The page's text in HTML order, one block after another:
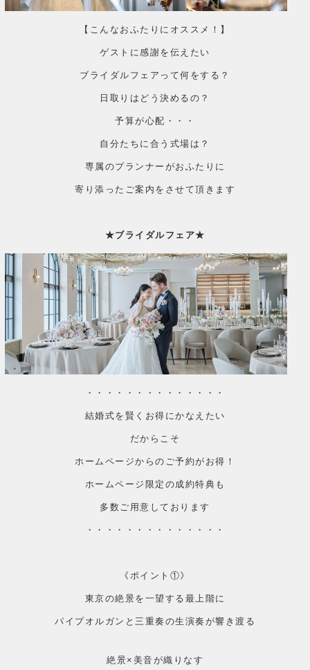
【こんなおふたりにオススメ！】
ゲストに感謝を伝えたい
ブライダルフェアって何をする？
日取りはどう決めるの？
予算が心配・・・
自分たちに合う式場は？
専属のプランナーがおふたりに
寄り添ったご案内をさせて頂きます
★ブライダルフェア★
・・・・・・・・・・・・・・
結婚式を賢くお得にかなえたい
だからこそ
ホームページからのご予約がお得！
ホームページ限定の成約特典も
多数ご用意しております
・・・・・・・・・・・・・・
《ポイント①》
東京の絶景を一望する最上階に
パイプオルガンと三重奏の生演奏が響き渡る
絶景×美音が織りなす